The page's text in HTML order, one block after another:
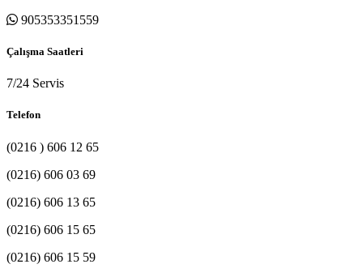
905353351559
Çalışma Saatleri
7/24 Servis
Telefon
(0216 ) 606 12 65
(0216) 606 03 69
(0216) 606 13 65
(0216) 606 15 65
(0216) 606 15 59